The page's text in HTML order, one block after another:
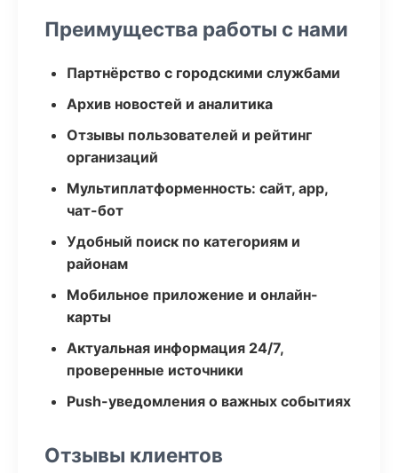
Преимущества работы с нами
Партнёрство с городскими службами
Архив новостей и аналитика
Отзывы пользователей и рейтинг
организаций
Мультиплатформенность: сайт, app,
чат-бот
Удобный поиск по категориям и
районам
Мобильное приложение и онлайн-
карты
Актуальная информация 24/7,
проверенные источники
Push-уведомления о важных событиях
Отзывы клиентов